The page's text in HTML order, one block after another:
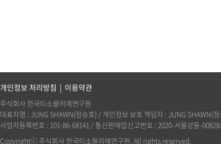
개인정보 처리방침 | 이용약관
주식회사 한국티소믈리에연구원
대표자명 : JUNG SHAWN(정승호) / 개인정보 보호 책임자 : JUNG
사업자등록번호 : 101-86-68141 / 통신판매업신고번호 : 2020-서울성동-
Copyrightⓒ 주식회사 한국티소믈리에연구원. All rights reserved.